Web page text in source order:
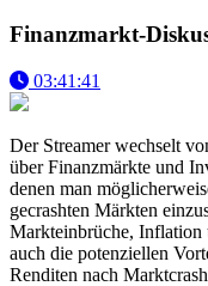
Finanzmarkt-
03:41:41
Der Streamer wechselt
über Finanzmärkte und
denen man
gecrashten Märkten
Markteinbrüche, Inflation
auch die potenziellen
Renditen nach